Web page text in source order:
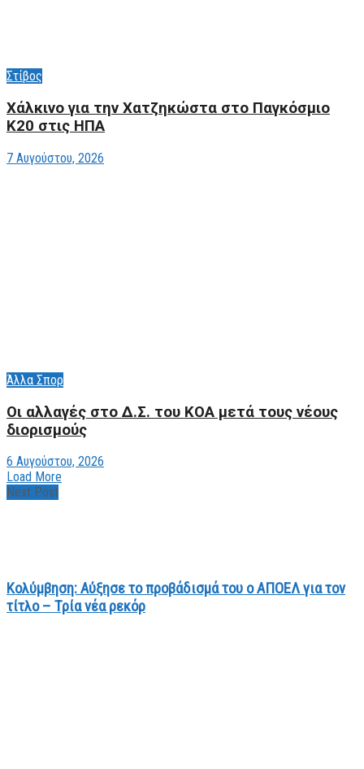
Στίβος
Xάλκινο για την Χατζηκώστα στο Παγκόσμιο
Κ20 στις ΗΠΑ
7 Αυγούστου, 2026
Άλλα Σπορ
Οι αλλαγές στο Δ.Σ. του ΚΟΑ μετά τους νέους
διορισμούς
6 Αυγούστου, 2026
Load More
Next Post
Κολύμβηση: Αύξησε το προβάδισμά του ο ΑΠΟΕΛ για τον
τίτλο – Τρία νέα ρεκόρ